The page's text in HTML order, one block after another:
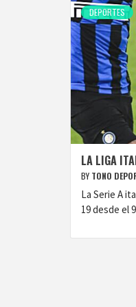
DEPORTES
LA LIGA
BY TONO
La Serie A
19 desde el